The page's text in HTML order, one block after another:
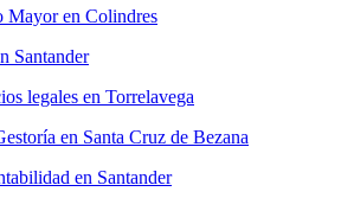
Mayor en Colindres
Santander
legales en Torrelavega
en Santa Cruz de Bezana
en Santander